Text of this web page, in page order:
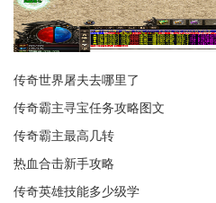
传奇世界屠夫去哪里了
传奇霸主寻宝任务攻略图文
传奇霸主最高几转
热血合击新手攻略
传奇英雄技能多少级学